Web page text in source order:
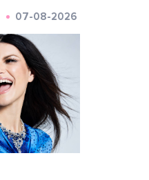
07-08-2026